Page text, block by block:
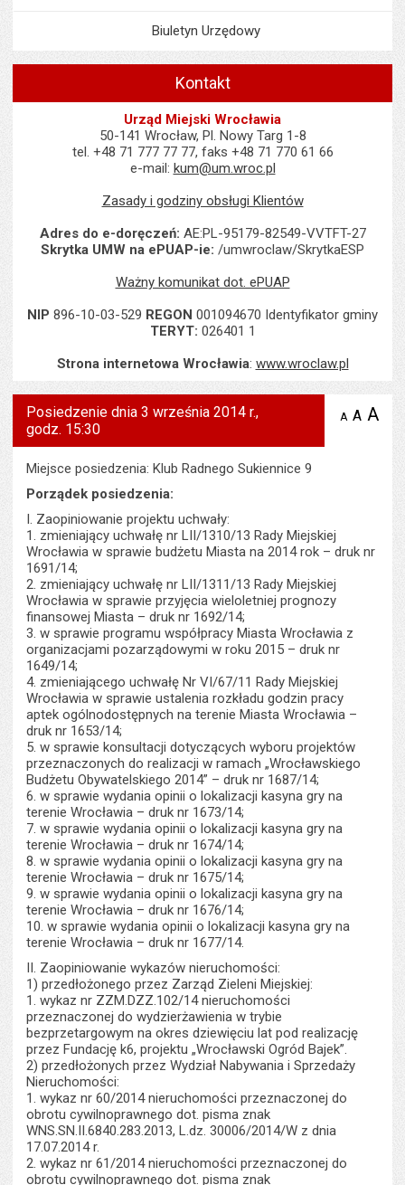
Biuletyn Urzędowy
Kontakt
Urząd Miejski Wrocławia
50-141 Wrocław, Pl. Nowy Targ 1-8
tel. +48 71 777 77 77, faks +48 71 770 61 66
e-mail: kum@um.wroc.pl
Zasady i godziny obsługi Klientów
Adres do e-doręczeń: AE:PL-95179-82549-VVTFT-27
Skrytka UMW na ePUAP-ie: /umwroclaw/SkrytkaESP
Ważny komunikat dot. ePUAP
NIP 896-10-03-529 REGON 001094670 Identyfikator gminy
TERYT: 026401 1
Strona internetowa Wrocławia: www.wroclaw.pl
Posiedzenie dnia 3 września 2014 r.,
godz. 15:30
A zmniejsz
A A
Miejsce posiedzenia: Klub Radnego Sukiennice 9
Porządek posiedzenia:
I. Zaopiniowanie projektu uchwały:
1. zmieniający uchwałę nr LII/1310/13 Rady Miejskiej
Wrocławia w sprawie budżetu Miasta na 2014 rok – druk nr
1691/14;
2. zmieniający uchwałę nr LII/1311/13 Rady Miejskiej
Wrocławia w sprawie przyjęcia wieloletniej prognozy
finansowej Miasta – druk nr 1692/14;
3. w sprawie programu współpracy Miasta Wrocławia z
organizacjami pozarządowymi w roku 2015 – druk nr
1649/14;
4. zmieniającego uchwałę Nr VI/67/11 Rady Miejskiej
Wrocławia w sprawie ustalenia rozkładu godzin pracy
aptek ogólnodostępnych na terenie Miasta Wrocławia –
druk nr 1653/14;
5. w sprawie konsultacji dotyczących wyboru projektów
przeznaczonych do realizacji w ramach „Wrocławskiego
Budżetu Obywatelskiego 2014” – druk nr 1687/14;
6. w sprawie wydania opinii o lokalizacji kasyna gry na
terenie Wrocławia – druk nr 1673/14;
7. w sprawie wydania opinii o lokalizacji kasyna gry na
terenie Wrocławia – druk nr 1674/14;
8. w sprawie wydania opinii o lokalizacji kasyna gry na
terenie Wrocławia – druk nr 1675/14;
9. w sprawie wydania opinii o lokalizacji kasyna gry na
terenie Wrocławia – druk nr 1676/14;
10. w sprawie wydania opinii o lokalizacji kasyna gry na
terenie Wrocławia – druk nr 1677/14.
II. Zaopiniowanie wykazów nieruchomości:
1) przedłożonego przez Zarząd Zieleni Miejskiej:
1. wykaz nr ZZM.DZZ.102/14 nieruchomości
przeznaczonej do wydzierżawienia w trybie
bezprzetargowym na okres dziewięciu lat pod realizację
przez Fundację k6, projektu „Wrocławski Ogród Bajek”.
2) przedłożonych przez Wydział Nabywania i Sprzedaży
Nieruchomości:
1. wykaz nr 60/2014 nieruchomości przeznaczonej do
obrotu cywilnoprawnego dot. pisma znak
WNS.SN.II.6840.283.2013, L.dz. 30006/2014/W z dnia
17.07.2014 r.
2. wykaz nr 61/2014 nieruchomości przeznaczonej do
obrotu cywilnoprawnego dot. pisma znak